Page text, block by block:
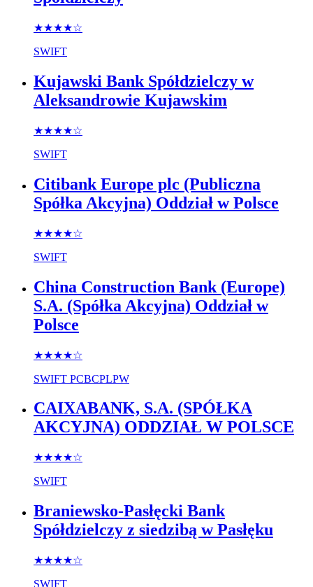
★★★★☆
SWIFT
Kujawski Bank Spółdzielczy w
Aleksandrowie Kujawskim
★★★★☆
SWIFT
Citibank Europe plc (Publiczna
Spółka Akcyjna) Oddział w Polsce
★★★★☆
SWIFT
China Construction Bank (Europe)
S.A. (Spółka Akcyjna) Oddział w
Polsce
★★★★☆
SWIFT PCBCPLPW
CAIXABANK, S.A. (SPÓŁKA
AKCYJNA) ODDZIAŁ W POLSCE
★★★★☆
SWIFT
Braniewsko-Pasłęcki Bank
Spółdzielczy z siedzibą w Pasłęku
★★★★☆
SWIFT